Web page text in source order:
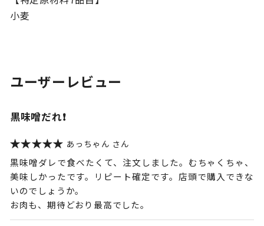
小麦
ユーザーレビュー
黒味噌だれ❗️
あっちゃん
黒味噌ダレで食べたくて、注文しました。むちゃくちゃ、
美味しかったです。リピート確定です。店頭で購入できな
いのでしょうか。
お肉も、期待どおり最高でした。